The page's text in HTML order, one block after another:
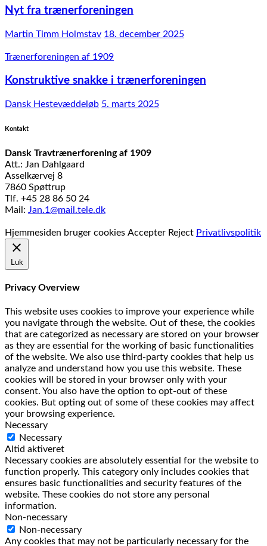
Nyt fra trænerforeningen
Martin Timm Holmstav 18. december 2025
Trænerforeningen af 1909
Konstruktive snakke i trænerforeningen
Dansk Hestevæddeløb 5. marts 2025
Kontakt
Dansk Travtrænerforening af 1909
Att.: Jan Dahlgaard
Asselkærvej 8
7860 Spøttrup
Tlf. +45 28 86 50 24
Mail: Jan.1@mail.tele.dk
Hjemmesiden bruger cookies Accepter Reject Privatlivspolitik
Luk
Privacy Overview
This website uses cookies to improve your experience while
you navigate through the website. Out of these, the cookies
that are categorized as necessary are stored on your browser
as they are essential for the working of basic functionalities
of the website. We also use third-party cookies that help us
analyze and understand how you use this website. These
cookies will be stored in your browser only with your
consent. You also have the option to opt-out of these
cookies. But opting out of some of these cookies may affect
your browsing experience.
Necessary
Necessary
Altid aktiveret
Necessary cookies are absolutely essential for the website to
function properly. This category only includes cookies that
ensures basic functionalities and security features of the
website. These cookies do not store any personal
information.
Non-necessary
Non-necessary
Any cookies that may not be particularly necessary for the